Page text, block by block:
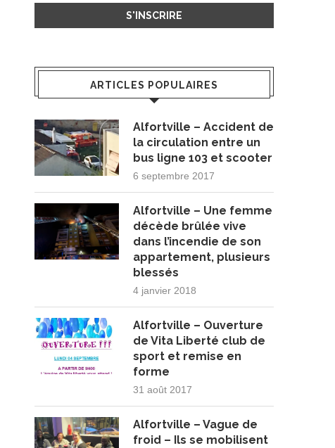
ARTICLES POPULAIRES
Alfortville – Accident de
la circulation entre un
bus ligne 103 et scooter
6 septembre 2017
Alfortville – Une femme
décède brûlée vive
dans l’incendie de son
appartement, plusieurs
blessés
4 janvier 2018
Alfortville – Ouverture
de Vita Liberté club de
sport et remise en
forme
31 août 2017
Alfortville – Vague de
froid – Ils se mobilisent